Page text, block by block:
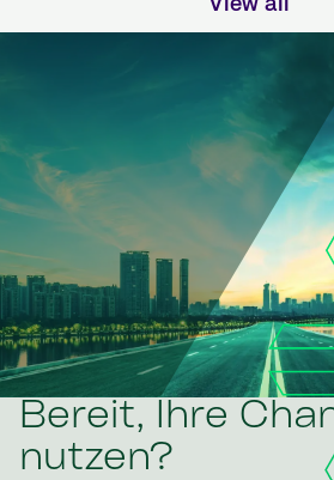
Bereit, Ihre
nutzen?